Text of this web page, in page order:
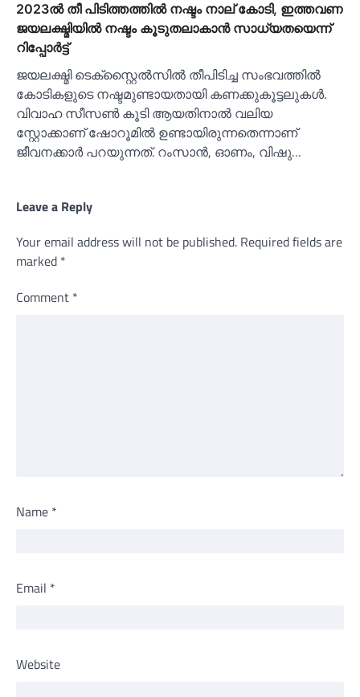
2023ല്‍ തീ പിടിത്തത്തില്‍ നഷ്ടം നാല് കോടി, ഇത്തവണ
ജയലക്ഷ്മിയില്‍ നഷ്ടം കൂടുതലാകാന്‍ സാധ്യതയെന്ന്
റിപ്പോര്‍ട്ട്
ജയലക്ഷ്മി ടെക്സ്റ്റൈല്‍സില്‍ തീപിടിച്ച സംഭവത്തില്‍
കോടികളുടെ നഷ്ടമുണ്ടായതായി കണക്കുകൂട്ടലുകള്‍.
വിവാഹ സീസണ്‍ കൂടി ആയതിനാല്‍ വലിയ
സ്റ്റോക്കാണ് ഷോറൂമില്‍ ഉണ്ടായിരുന്നതെന്നാണ്
ജീവനക്കാര്‍ പറയുന്നത്. റംസാന്‍, ഓണം, വിഷു…
Leave a Reply
Your email address will not be published. Required fields are
marked *
Comment *
Name *
Email *
Website